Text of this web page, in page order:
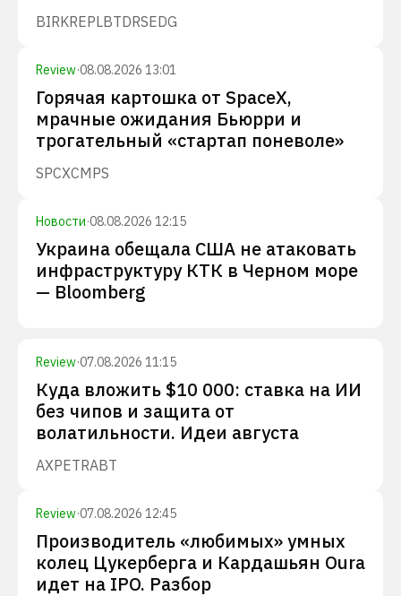
BIRKREPLBTDRSEDG
Review·08.08.2026 13:01
Горячая картошка от SpaceX,
мрачные ожидания Бьюрри и
трогательный «стартап поневоле»
SPCXCMPS
Новости·08.08.2026 12:15
Украина обещала США не атаковать
инфраструктуру КТК в Черном море
— Bloomberg
Review·07.08.2026 11:15
Куда вложить $10 000: ставка на ИИ
без чипов и защита от
волатильности. Идеи августа
AXPETRABT
Review·07.08.2026 12:45
Производитель «любимых» умных
колец Цукерберга и Кардашьян Oura
идет на IPO. Разбор